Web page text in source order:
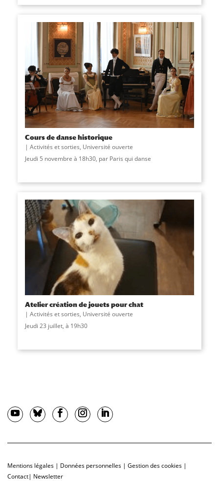
Cours de danse historique
Activités et sorties, Université ouverte
Jeudi 5 novembre à 18h30, par Paris qui danse
Atelier création de jouets pour chat
Activités et sorties, Université ouverte
Jeudi 23 juillet, à 19h30
Mentions légales | Données personnelles | Gestion des cookies |
Contact| Newsletter